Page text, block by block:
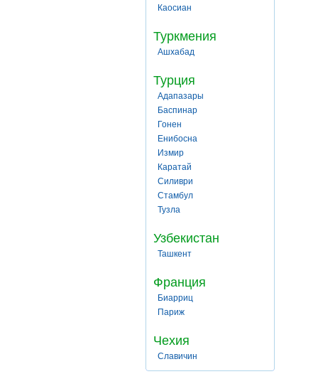
Каосиан
Туркмения
Ашхабад
Турция
Адапазары
Баспинар
Гонен
Енибосна
Измир
Каратай
Силиври
Стамбул
Тузла
Узбекистан
Ташкент
Франция
Биарриц
Париж
Чехия
Славичин